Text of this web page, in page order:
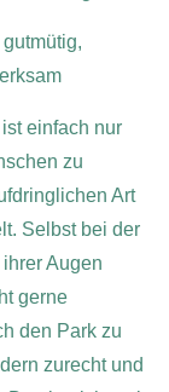
einfach nur
zu
Art
Selbst bei der
Augen
gerne
den Park zu
zurecht und